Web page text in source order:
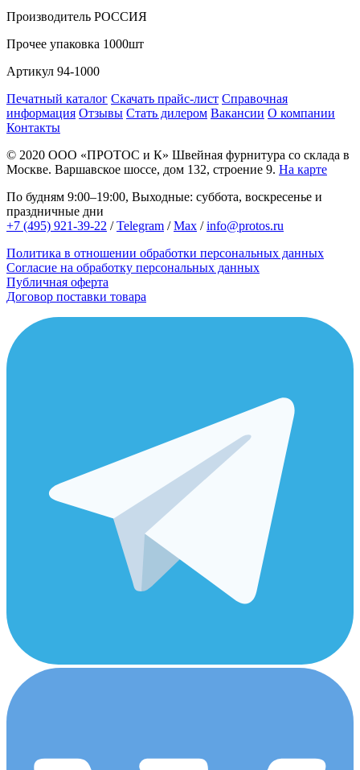
Производитель РОССИЯ
Прочее упаковка 1000шт
Артикул 94-1000
Печатный каталог Скачать прайс-лист Справочная
информация Отзывы Стать дилером Вакансии О компании
Контакты
© 2020 ООО «ПРОТОС и К» Швейная фурнитура со склада в
Москве. Варшавское шоссе, дом 132, строение 9. На карте
По будням 9:00–19:00, Выходные: суббота, воскресенье и
праздничные дни
+7 (495) 921-39-22 /Telegram /Max /info@protos.ru
Политика в отношении обработки персональных данных
Согласие на обработку персональных данных
Публичная оферта
Договор поставки товара